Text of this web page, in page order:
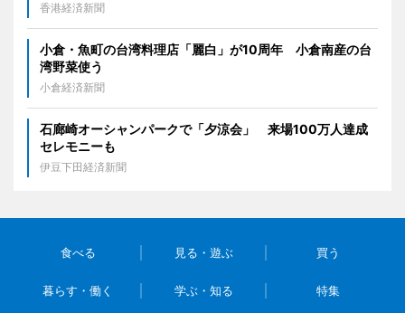
香港経済新聞
小倉・魚町の台湾料理店「麗白」が10周年 小倉南産の台
湾野菜使う
小倉経済新聞
石廊崎オーシャンパークで「夕涼会」 来場100万人達成
セレモニーも
伊豆下田経済新聞
食べる 見る・遊ぶ 買う
暮らす・働く 学ぶ・知る 特集